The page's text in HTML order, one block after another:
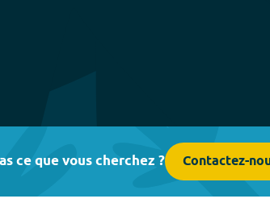
ce que vous cherchez ? Contactez-